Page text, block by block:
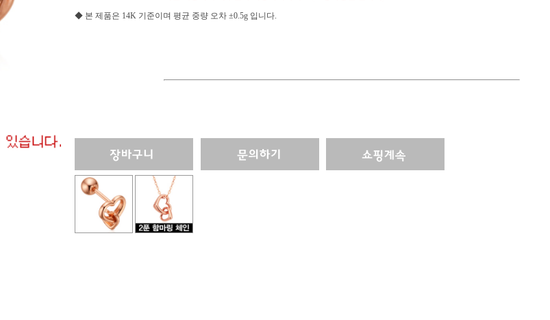
◆ 본 제품은 14K 기준이며 평균 중량 오차 ±0.5g 입니다.